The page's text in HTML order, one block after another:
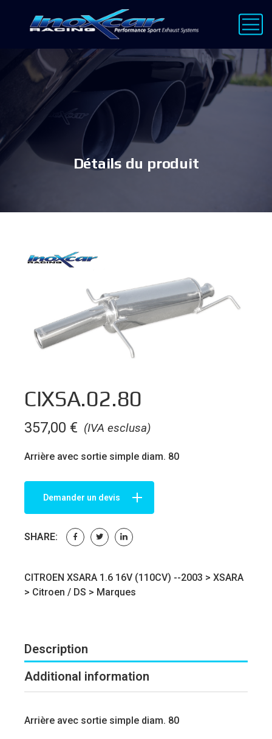
Détails du produit
CIXSA.02.80
(IVA esclusa)
357,00 €
Arrière avec sortie simple diam. 80
Demander un devis
SHARE:
CITROEN XSARA 1.6 16V (110CV) --2003 > XSARA
> Citroen / DS > Marques
Description
Additional information
Arrière avec sortie simple diam. 80